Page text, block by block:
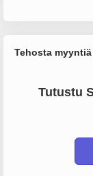
Tehosta
Tutustu